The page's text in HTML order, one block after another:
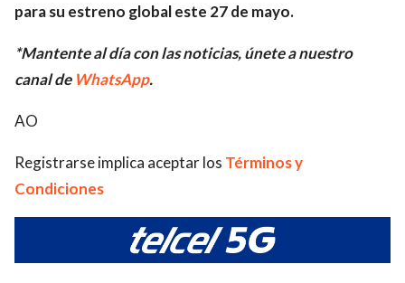
para su estreno global este 27 de mayo.
*Mantente al día con las noticias, únete a nuestro
canal de WhatsApp.
AO
Registrarse implica aceptar los Términos y
Condiciones